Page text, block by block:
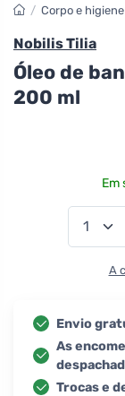
/ Corpo e higiene
Nobilis Tilia
Óleo de
200 ml
Em
A
Envio
As
Trocas e